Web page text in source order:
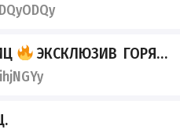
ЭКСКЛЮЗИВ ГОРЯЧИЕ СЛИВЫ ТЕЛЕГРАМ